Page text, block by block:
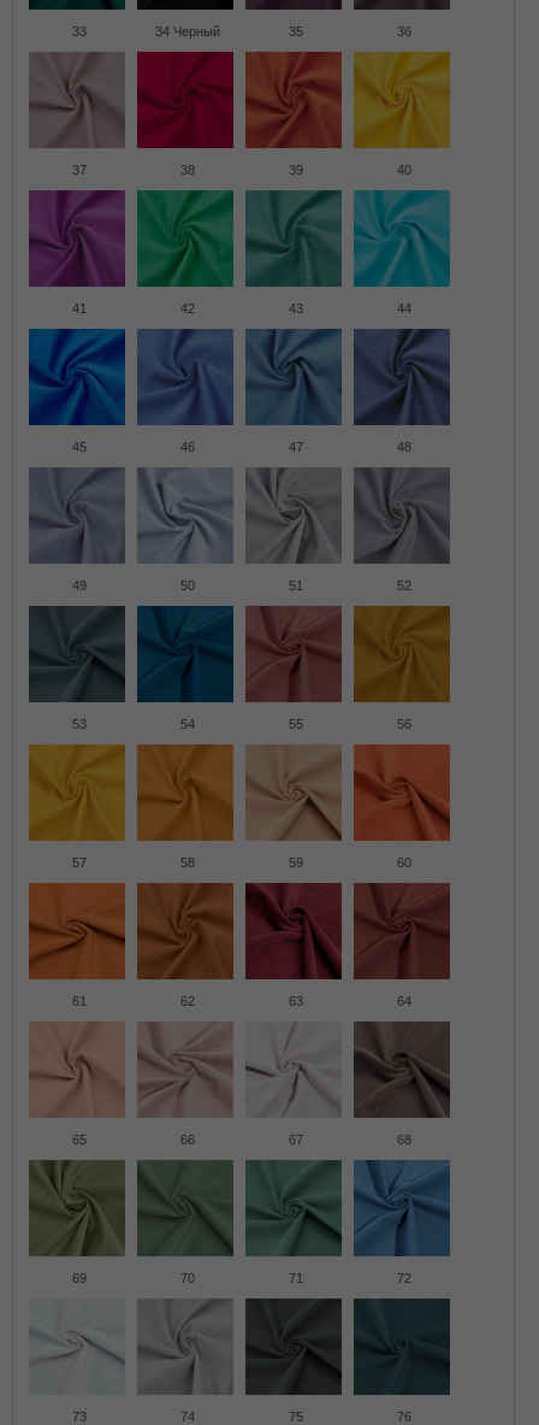
33 34 Черный 35 36
37 38 39 40
41 42 43 44
45 46 47 48
49 50 51 52
53 54 55 56
57 58 59 60
61 62 63 64
65 66 67 68
69 70 71 72
73 74 75 76